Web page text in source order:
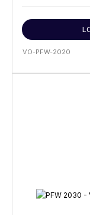
VO-PFW-2020